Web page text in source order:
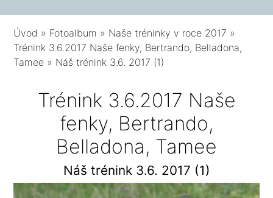
Úvod » Fotoalbum » Naše tréninky v roce 2017 »
Trénink 3.6.2017 Naše fenky, Bertrando, Belladona,
Tamee » Náš trénink 3.6. 2017 (1)
Trénink 3.6.2017 Naše
fenky, Bertrando,
Belladona, Tamee
Náš trénink 3.6. 2017 (1)